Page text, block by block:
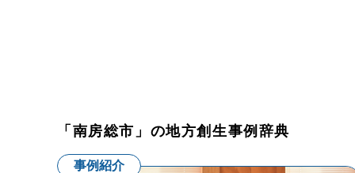
「南房総市」の地方創生事例辞典
事例紹介